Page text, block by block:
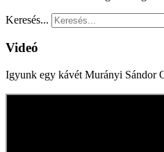
Keresés...
Videó
Igyunk egy kávét Murányi Sándor